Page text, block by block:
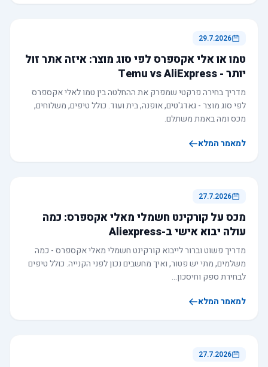
29.7.2026
טמו או אלי אקספרס לפי סוג מוצר: איזה אתר זול
יותר - Temu vs AliExpress
מדריך בחירה פרקטי שמפרק את ההחלטה בין טמו לאלי אקספרס
לפי סוג מוצר - גאדג'טים, אופנה, בית ועוד. כולל טיפים, משלוחים,
מכס ומה באמת משתלם.
למאמר המלא
27.7.2026
מכס על קורקינט חשמלי מאלי אקספרס: כמה
עולה יבוא אישי ב-Aliexpress
מדריך פשוט וברור לייבוא קורקינט חשמלי מאלי אקספרס - כמה
משלמים, מתי יש פטור, ואיך מחשבים נכון לפני הקנייה. כולל טיפים
לבחירת ספק וחיסכון…
למאמר המלא
27.7.2026